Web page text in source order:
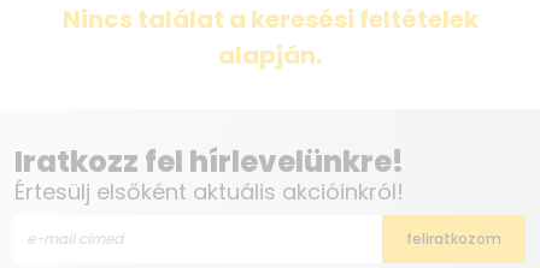
Nincs találat a keresési feltételek
alapján.
Iratkozz fel hírlevelünkre!
Értesülj elsőként aktuális akcióinkról!